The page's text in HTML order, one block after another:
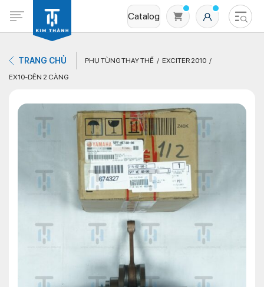
Catalog
Không có sản phẩm nào trong giỏ hàng
TRANG CHỦ PHỤ TÙNG THAY THẾ
EXCITER 2010
EX10-DÊN 2 CÀNG